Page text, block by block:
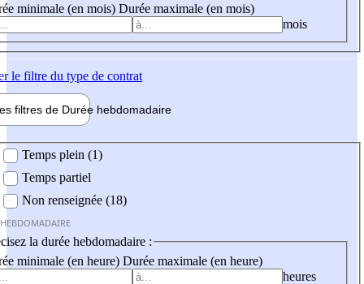
minimale (en mois) Durée maximale (en mois)
mois
le filtre du type de contrat
filtres de Durée hebdomadaire
Temps plein (1)
Temps partiel
Non renseignée (18)
la durée hebdomadaire :
minimale (en heure) Durée maximale (en heure)
heures